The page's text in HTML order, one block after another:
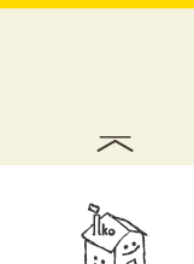
03-3334-0334